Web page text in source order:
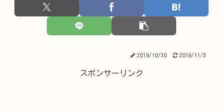
2019/10/30 2019/11/5
スポンサーリンク